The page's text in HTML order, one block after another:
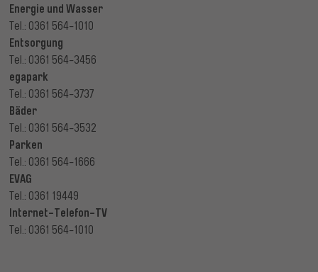
Energie und Wasser
Tel.: 0361 564-1010
Entsorgung
Tel.: 0361 564-3456
egapark
Tel.: 0361 564-3737
Bäder
Tel.: 0361 564-3532
Parken
Tel.: 0361 564-1666
EVAG
Tel.: 0361 19449
Internet-Telefon-TV
Tel.: 0361 564-1010